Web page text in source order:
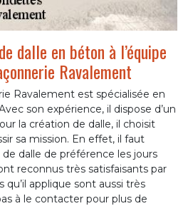
dalle en béton à l’équipe
Ravalement
Ravalement est spécialisée en
son expérience, il dispose d’un
la création de dalle, il choisit
sa mission. En effet, il faut
dalle de préférence les jours
reconnus très satisfaisants par
qu’il applique sont aussi très
à le contacter pour plus de